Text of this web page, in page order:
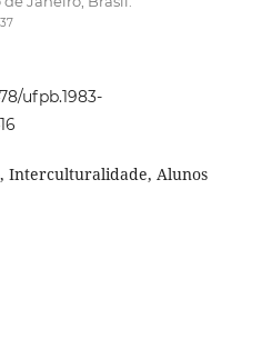
ufpb.1983-
Interculturalidade, Alunos